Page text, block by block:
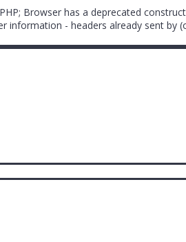
Browser has a deprecated
information - headers already sent